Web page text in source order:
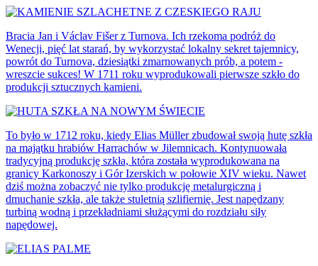
Bracia Jan i Václav Fišer z Turnova. Ich rzekoma podróż do
Wenecji, pięć lat starań, by wykorzystać lokalny sekret tajemnicy,
powrót do Turnova, dziesiątki zmarnowanych prób, a potem -
wreszcie sukces! W 1711 roku wyprodukowali pierwsze szkło do
produkcji sztucznych kamieni.
To było w 1712 roku, kiedy Elias Müller zbudował swoją hutę szkła
na majątku hrabiów Harrachów w Jilemnicach. Kontynuowała
tradycyjną produkcję szkła, która została wyprodukowana na
granicy Karkonoszy i Gór Izerskich w połowie XIV wieku. Nawet
dziś można zobaczyć nie tylko produkcję metalurgiczną i
dmuchanie szkła, ale także stuletnią szlifiernię. Jest napędzany
turbiną wodną i przekładniami służącymi do rozdziału siły
napędowej.